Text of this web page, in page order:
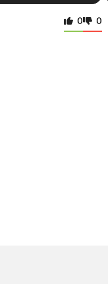
0 0